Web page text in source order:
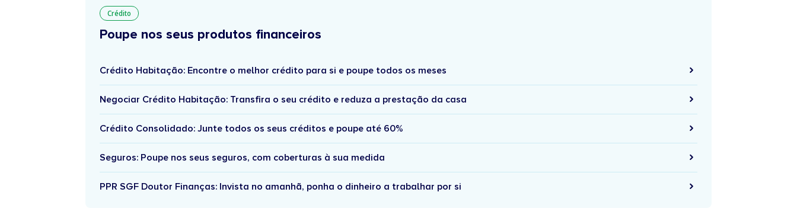
Crédito
Poupe nos seus produtos financeiros
Crédito Habitação: Encontre o melhor crédito para si e poupe todos os meses
Negociar Crédito Habitação: Transfira o seu crédito e reduza a prestação da casa
Crédito Consolidado: Junte todos os seus créditos e poupe até 60%
Seguros: Poupe nos seus seguros, com coberturas à sua medida
PPR SGF Doutor Finanças: Invista no amanhã, ponha o dinheiro a trabalhar por si